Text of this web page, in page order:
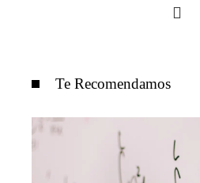
Te Recomendamos